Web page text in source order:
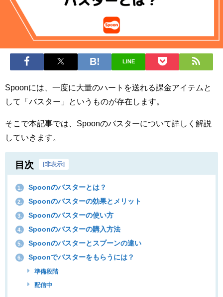
LINE
Spoonには、一度に大量のハートを送れる課金アイテムと
して「バスター」というものが存在します。
そこで本記事では、Spoonのバスターについて詳しく解説
していきます。
目次 [非表示]
1. Spoonのバスターとは？
2. Spoonのバスターの効果とメリット
3. Spoonのバスターの使い方
4. Spoonのバスターの購入方法
5. Spoonのバスターとスプーンの違い
6. Spoonでバスターをもらうには？
準備段階
配信中